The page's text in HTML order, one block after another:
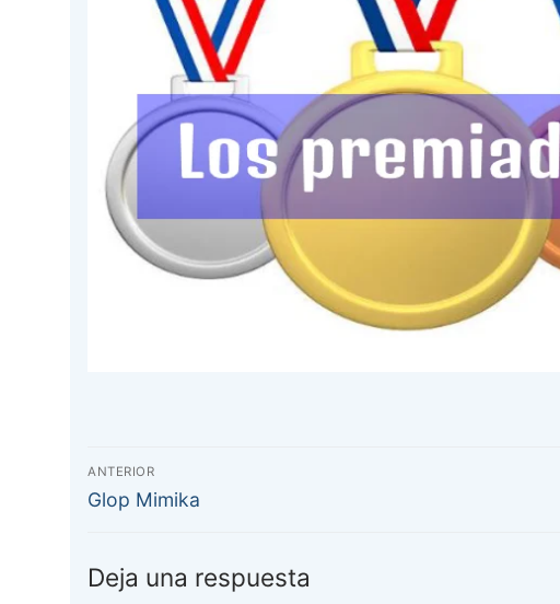
Navegación
de
ANTERIOR
Entrada
Glop Mimika
Deja una respuesta